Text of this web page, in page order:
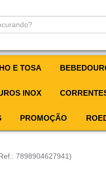
E TOSA
INOX
PROMOÇÃO
7898904627941)